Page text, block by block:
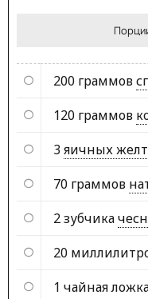
200 граммов
120 граммов
3 яичных
70 граммов
2 зубчика
20
1 чайная